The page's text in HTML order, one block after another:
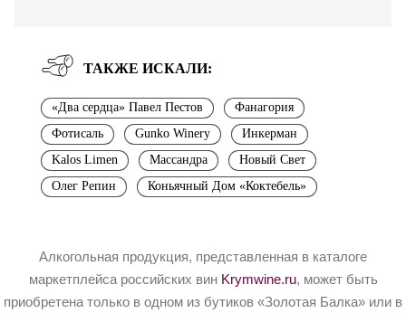
ТАКЖЕ ИСКАЛИ:
«Два сердца» Павел Пестов
Фанагория
Фотисаль
Gunko Winery
Инкерман
Kalos Limen
Массандра
Новый Свет
Олег Репин
Коньячный Дом «Коктебель»
Алкогольная продукция, представленная в каталоге
маркетплейса российских вин Krymwine.ru, может быть
приобретена только в одном из бутиков «Золотая Балка» или в